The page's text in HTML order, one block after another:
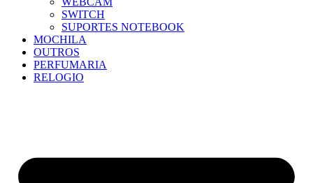
SWITCH
SUPORTES NOTEBOOK
MOCHILA
OUTROS
PERFUMARIA
RELOGIO